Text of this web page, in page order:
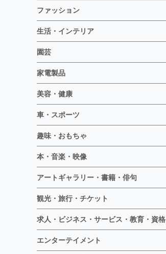
ファッション
生活・インテリア
園芸
家電製品
美容・健康
車・スポーツ
趣味・おもちゃ
本・音楽・映像
アートギャラリー・書籍・俳句
観光・旅行・チケット
求人・ビジネス・サービス・教育・資格
エンターテイメント